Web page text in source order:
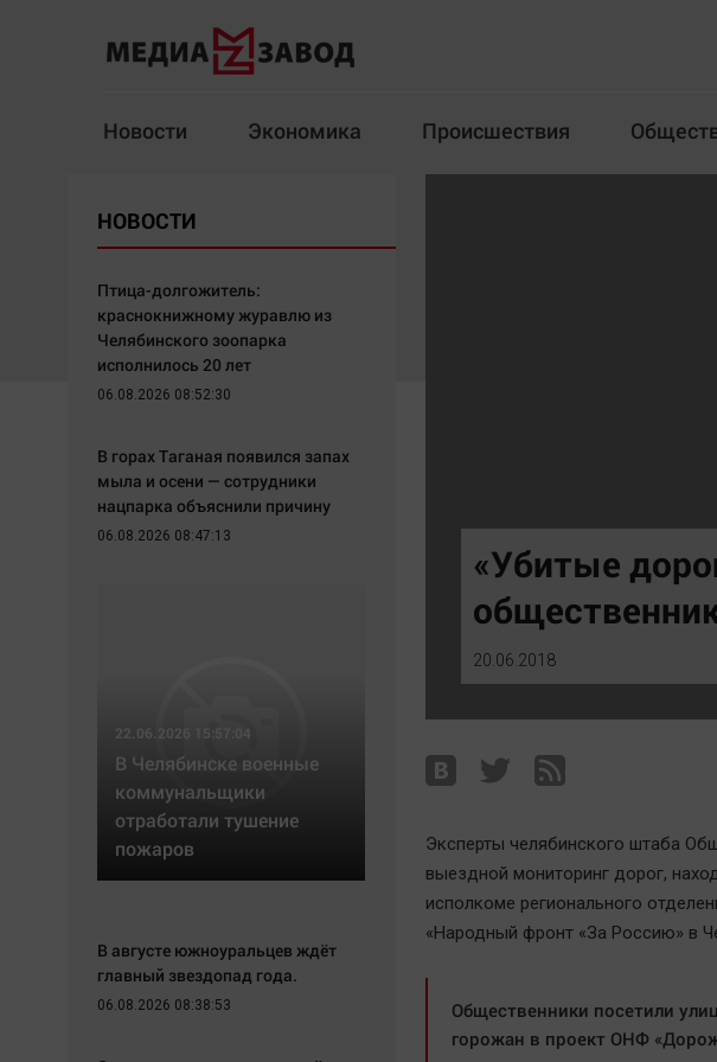
Новости Экономика Происшествия
Здоровье
Архив
Общество
Политика
Экономика
Технологии
Отраслевые темы
Медиаграмотность
Челябинск
Другие
English version
Online-
«Убитые
20.06.2018
Эксперты челябинского штаба
выездной мониторинг дорог,
исполкоме регионального
«Народный фронт «За Россию» в
Общественники посетили
горожан в проект ОНФ
НОВОСТИ
Птица-долгожитель:
краснокнижному журавлю из
Челябинского зоопарка
исполнилось 20 лет
06.08.2026 08:52:30
В горах Таганая появился запах
мыла и осени — сотрудники
нацпарка объяснили причину
06.08.2026 08:47:13
22.06.2026 15:57:04
В Челябинске военные
коммунальщики
отработали тушение
пожаров
В августе южноуральцев ждёт
главный звездопад года.
06.08.2026 08:38:53